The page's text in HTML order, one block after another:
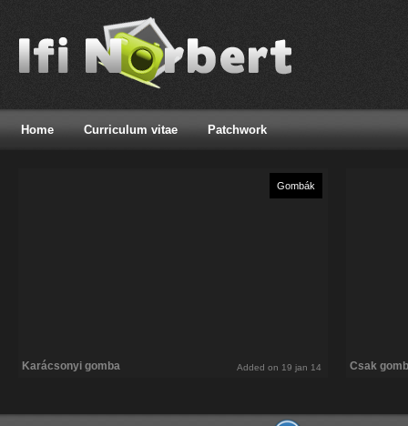
Home Curriculum vitae Patchwork
Gombák
Karácsonyi gomba Added on 19 jan 14 Csak